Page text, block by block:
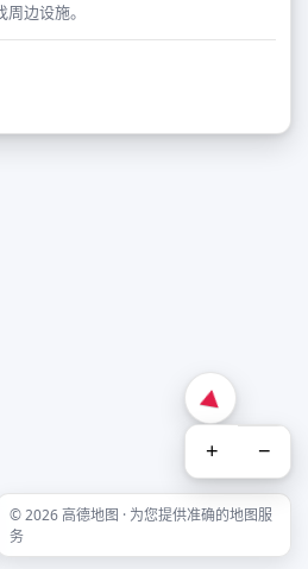
边设施。
+ −
© 2026 高德地图 · 为您提供准确的地图服
务